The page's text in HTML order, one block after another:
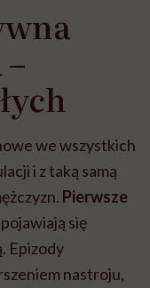
we wszystkich
i z taką samą
Pierwsze
pojawiają się
Epizody
nastroju,